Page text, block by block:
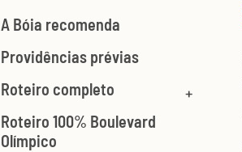
A Bóia recomenda
Providências prévias
Roteiro completo
Roteiro 100% Boulevard
Olímpico